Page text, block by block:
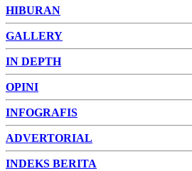
HIBURAN
GALLERY
IN DEPTH
OPINI
INFOGRAFIS
ADVERTORIAL
INDEKS BERITA